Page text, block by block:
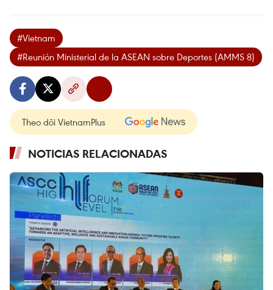
#Vietnam
#Reunión Ministerial de la ASEAN sobre Deportes (AMMS 8)
Theo dõi VietnamPlus
NOTICIAS RELACIONADAS